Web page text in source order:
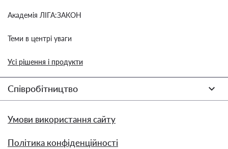
Академія ЛІГА:ЗАКОН
Теми в центрі уваги
Усі рішення і продукти
Співробітництво
Умови використання сайту
Політика конфіденційності